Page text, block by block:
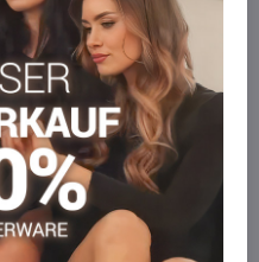
genießen Sie einen 5 %
Warenkorb angewendet.
als wir
wir füllen die Ware für Sie